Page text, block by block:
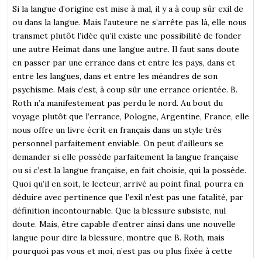
Si la langue d’origine est mise à mal, il y a à coup sûr exil de
ou dans la langue. Mais l’auteure ne s’arrête pas là, elle nous
transmet plutôt l’idée qu’il existe une possibilité de fonder
une autre Heimat dans une langue autre. Il faut sans doute
en passer par une errance dans et entre les pays, dans et
entre les langues, dans et entre les méandres de son
psychisme. Mais c’est, à coup sûr une errance orientée. B.
Roth n’a manifestement pas perdu le nord. Au bout du
voyage plutôt que l’errance, Pologne, Argentine, France, elle
nous offre un livre écrit en français dans un style très
personnel parfaitement enviable. On peut d’ailleurs se
demander si elle possède parfaitement la langue française
ou si c’est la langue française, en fait choisie, qui la possède.
Quoi qu’il en soit, le lecteur, arrivé au point final, pourra en
déduire avec pertinence que l’exil n’est pas une fatalité, par
définition incontournable. Que la blessure subsiste, nul
doute. Mais, être capable d’entrer ainsi dans une nouvelle
langue pour dire la blessure, montre que B. Roth, mais
pourquoi pas vous et moi, n’est pas ou plus fixée à cette